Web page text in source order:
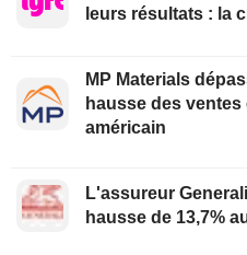
leurs résultats : la
MP Materials
hausse des
américain
L'assureur
hausse de 13,7%